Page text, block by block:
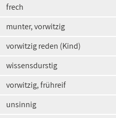
frech
munter, vorwitzig
vorwitzig reden (Kind)
wissensdurstig
vorwitzig, frühreif
unsinnig